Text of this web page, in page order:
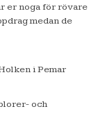
er noga för rövare
medan de
i Pemar
och